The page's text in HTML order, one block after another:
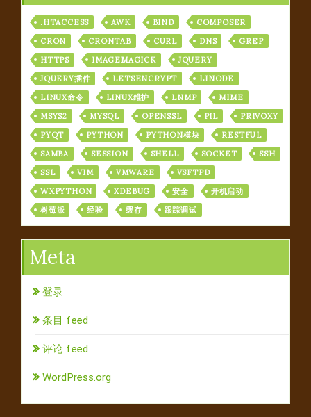
.HTACCESS AWK BIND
COMPOSER
CRON
CRONTAB CURL DNS
GREP
HTTPS
IMAGEMAGICK
JQUERY
JQUERY插件
LETSENCRYPT
LINODE
LINUX命令
LINUX维护 LNMP
MIME
MSYS2
MYSQL OPENSSL PIL
PRIVOXY
PYQT
PYTHON PYTHON模块
RESTFUL
SAMBA
SESSION SHELL SOCKET
SSH
SSL
VIM VMWARE
VSFTPD
WXPYTHON
XDEBUG 安全
开机启动
树莓派
经验 缓存 跟踪调试
Meta
登录
条目 feed
评论 feed
WordPress.org